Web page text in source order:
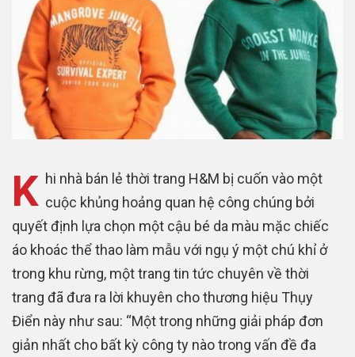
K hi nhà bán lẻ thời trang H&M bị cuốn vào một
cuộc khủng hoảng quan hệ công chúng bởi
quyết định lựa chọn một cậu bé da màu mặc chiếc
áo khoác thể thao làm mẫu với ngụ ý một chú khỉ ở
trong khu rừng, một trang tin tức chuyên về thời
trang đã đưa ra lời khuyên cho thương hiệu Thụy
Điển này như sau: “Một trong những giải pháp đơn
giản nhất cho bất kỳ công ty nào trong vấn đề đa